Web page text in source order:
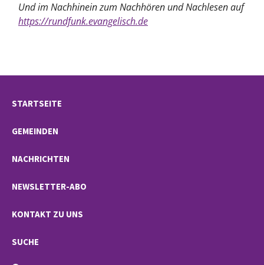
Und im Nachhineinzum Nachhören und Nachlesen auf
https://rundfunk.evangelisch.de
STARTSEITE
GEMEINDEN
NACHRICHTEN
NEWSLETTER-ABO
KONTAKT ZU UNS
SUCHE